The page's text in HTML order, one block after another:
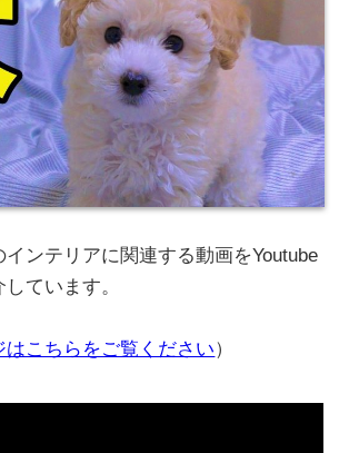
ンテリアに関連する動画をYoutube
ています。
はこちらをご覧ください）